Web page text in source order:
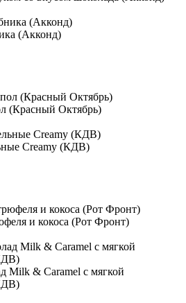
(Акконд)
(Красный Октябрь)
Creamy (КДВ)
и кокоса (Рот Фронт)
Milk & Caramel с мягкой